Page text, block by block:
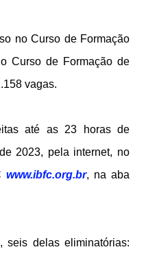
no Curso de Formação
Curso de Formação de
vagas.
até as 23 horas de
2023, pela internet, no
www.ibfc.org.br, na aba
seis delas eliminatórias: